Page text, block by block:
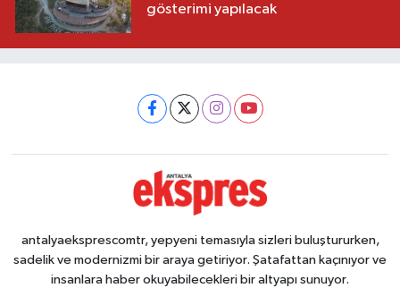
gösterimi yapılacak
antalyaeksprescomtr, yepyeni temasıyla sizleri buluştururken,
sadelik ve modernizmi bir araya getiriyor. Şatafattan kaçınıyor ve
insanlara haber okuyabilecekleri bir altyapı sunuyor.